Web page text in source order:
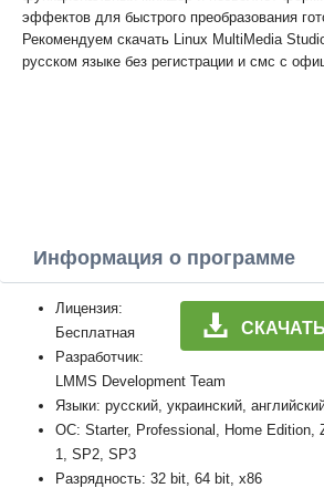
эффектов для быстрого преобразования
Рекомендуем скачать Linux MultiMedia
русском языке без регистрации и смс с
Информация о программе
Лицензия:
Бесплатная
Разработчик:
LMMS Development Team
Языки: русский, украинский,
ОС: Starter, Professional, Home Edition,
1, SP2, SP3
Разрядность: 32 bit, 64 bit, x86